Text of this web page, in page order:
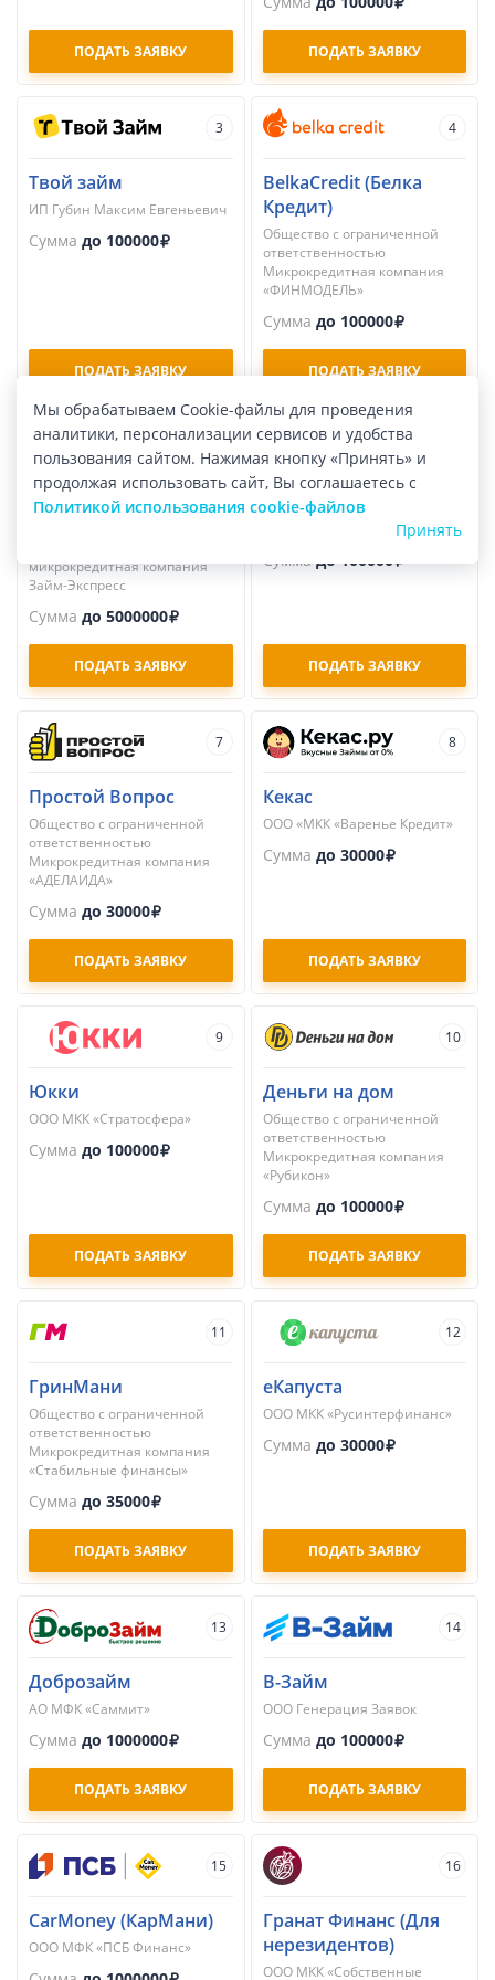
ПОДАТЬ ЗАЯВКУ ПОДАТЬ ЗАЯВКУ
3
Твой займ
ИП Губин Максим Евгеньевич
Сумма до 100000
ПОДАТЬ ЗАЯВКУ
4
BelkaCredit (Белка
Кредит)
Общество с ограниченной
ответственностью
Микрокредитная компания
«ФИНМОДЕЛЬ»
Сумма до 100000
ПОДАТЬ ЗАЯВКУ
Займ-Экспресс
микрокредитная компания
Займ-Экспресс
Сумма до 5000000
ПОДАТЬ ЗАЯВКУ
Займер
Суммадо 100000
ПОДАТЬ ЗАЯВКУ
7
Простой Вопрос
Общество с ограниченной
ответственностью
Микрокредитная компания
«АДЕЛАИДА»
Сумма до 30000
ПОДАТЬ ЗАЯВКУ
8
Кекас
ООО «МКК «Варенье Кредит»
Сумма до 30000
ПОДАТЬ ЗАЯВКУ
9
Юкки
ООО МКК «Стратосфера»
Сумма до 100000
ПОДАТЬ ЗАЯВКУ
10
Деньги на дом
Общество с ограниченной
ответственностью
Микрокредитная компания
«Рубикон»
Сумма до 100000
ПОДАТЬ ЗАЯВКУ
11
ГринМани
Общество с ограниченной
ответственностью
Микрокредитная компания
«Стабильные финансы»
Сумма до 35000
ПОДАТЬ ЗАЯВКУ
12
еКапуста
ООО МКК «Русинтерфинанс»
Сумма до 30000
ПОДАТЬ ЗАЯВКУ
13
Доброзайм
АО МФК «Саммит»
Сумма до 1000000
ПОДАТЬ ЗАЯВКУ
14
В-Займ
ООО Генерация Заявок
Сумма до 100000
ПОДАТЬ ЗАЯВКУ
15
CarMoney (КарМани)
ООО МФК «ПСБ Финанс»
16
Гранат Финанс (Для
нерезидентов)
ООО МКК «Собственные
Мы обрабатываем Cookie-файлы для проведения
аналитики, персонализации сервисов и удобства
пользования сайтом. Нажимая кнопку «Принять» и
продолжая использовать сайт, Вы соглашаетесь с
Политикой использования cookie-файлов
Принять